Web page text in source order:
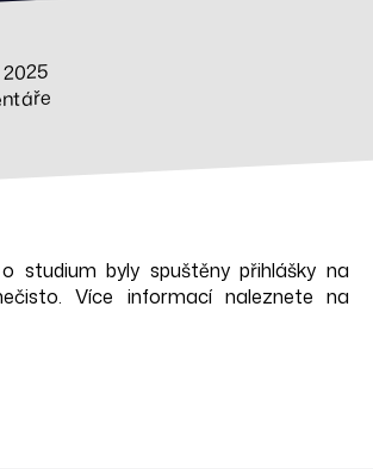
studium byly spuštěny přihlášky na
Více informací naleznete na